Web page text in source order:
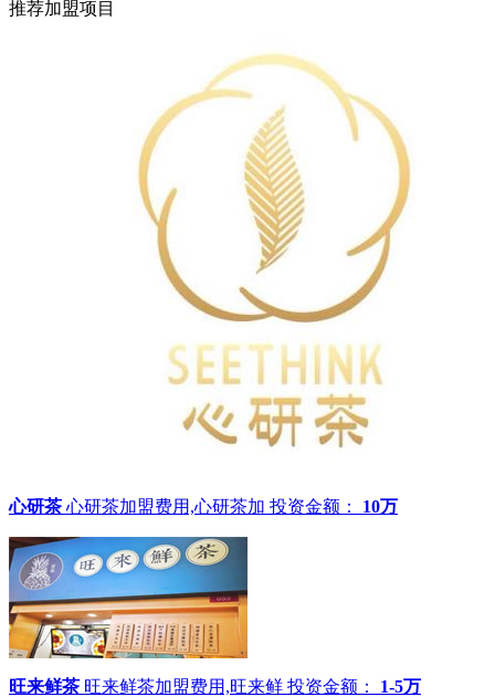
推荐加盟项目
心研茶 心研茶加盟费用,心研茶加 投资金额： 10万
旺来鲜茶 旺来鲜茶加盟费用,旺来鲜 投资金额： 1-5万